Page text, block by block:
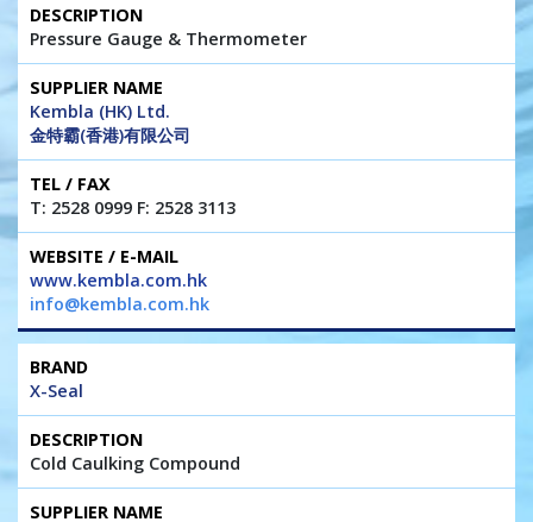
Pressure Gauge & Thermometer
Kembla (HK) Ltd.
金特霸(香港)有限公司
T: 2528 0999 F: 2528 3113
www.kembla.com.hk
info@kembla.com.hk
X-Seal
Cold Caulking Compound